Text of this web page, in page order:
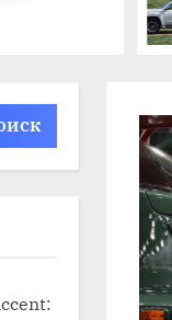
решение